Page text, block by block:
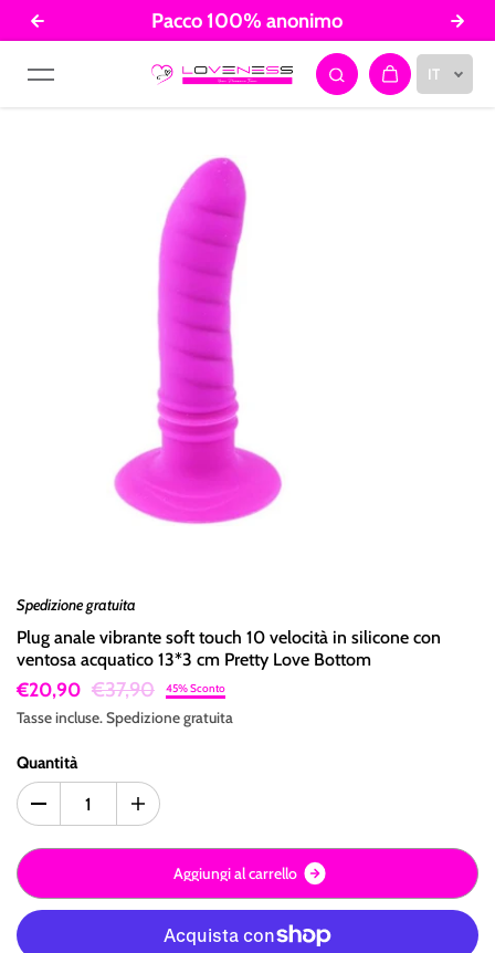
Salta al contenuto Pacco 100% anonimo
IT
Spedizione gratuita
Plug anale vibrante soft touch 10 velocità in silicone con
ventosa acquatico 13*3 cm Pretty Love Bottom
€20,90 €37,90 45% Sconto
Tasse incluse.Spedizionegratuita
Quantità
Aggiungialcarrello